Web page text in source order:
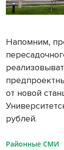
Напомним,
от новой
рублей.
Районные СМИ